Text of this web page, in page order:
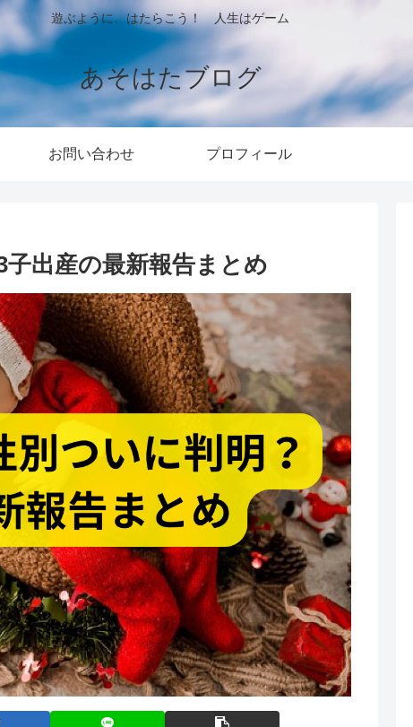
遊ぶように、はたらこう！ 人生はゲーム
あそはたブログ
お問い合わせ プロフィール
出産の最新報告まとめ